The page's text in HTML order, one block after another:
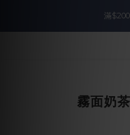
入
滿
霧面奶